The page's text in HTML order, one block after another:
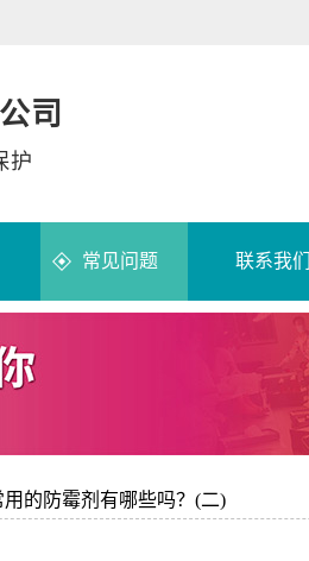
司
护
常见问题 联系我们
的防霉剂有哪些吗？(二)